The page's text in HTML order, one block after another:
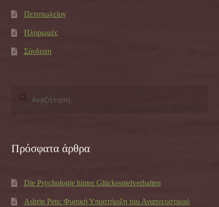
Πετοπωλείον
Πληρωμές
Σύνδεση
Πρόσφατα άρθρα
Die Psychologie hinter Glücksspielverhalten
Asbrip Pets: Φυσική Υποστήριξη του Αναπνευστικού